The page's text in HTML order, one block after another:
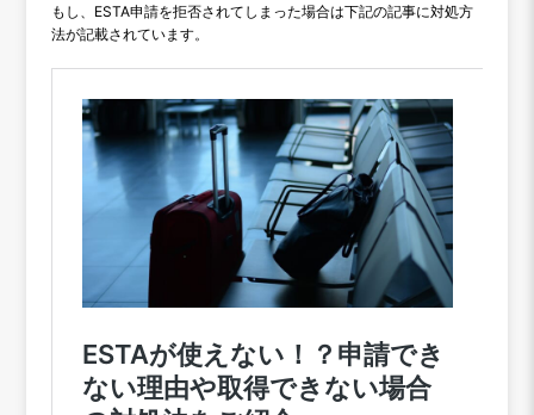
もし、ESTA申請を拒否されてしまった場合は下記の記事に対処方
法が記載されています。